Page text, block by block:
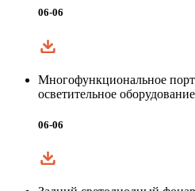
06-06
Многофункциональное
осветительное
06-06